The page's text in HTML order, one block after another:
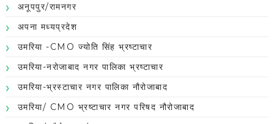
अनूपपुर/रामनगर
अपना मध्यप्रदेश
उमरिया -CMO ज्योति सिंह भ्रष्टाचार
उमरिया-नरोजाबाद नगर पालिका भ्रष्टाचार
उमरिया-भ्रस्टाचार नगर पालिका नौरोजाबाद
उमरिया/ CMO भ्रष्टाचार नगर परिषद नौरोजाबाद